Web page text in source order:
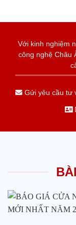
Với kinh nghiệm
công nghệ Châu
Gửi yêu cầu tư